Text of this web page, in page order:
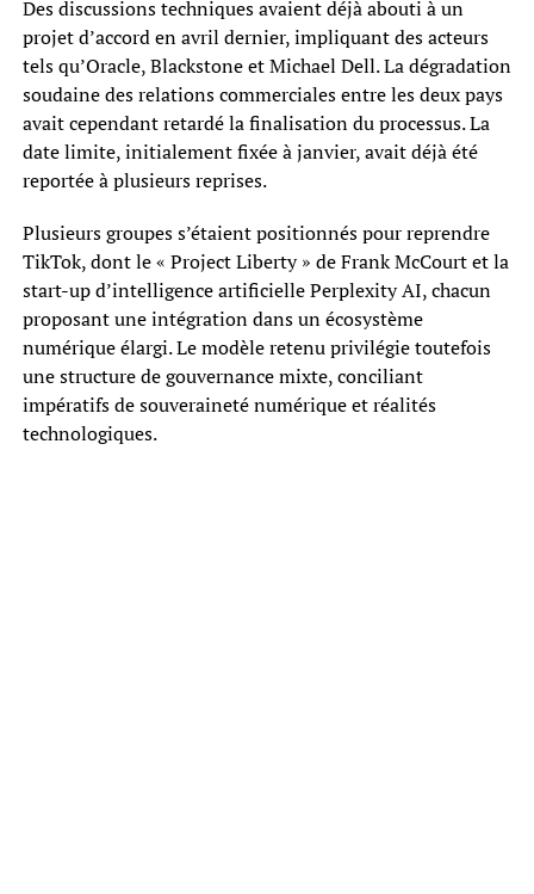
Des discussions techniques avaient déjà abouti à un
projet d’accord en avril dernier, impliquant des acteurs
tels qu’Oracle, Blackstone et Michael Dell. La dégradation
soudaine des relations commerciales entre les deux pays
avait cependant retardé la finalisation du processus. La
date limite, initialement fixée à janvier, avait déjà été
reportée à plusieurs reprises.
Plusieurs groupes s’étaient positionnés pour reprendre
TikTok, dont le « Project Liberty » de Frank McCourt et la
start-up d’intelligence artificielle Perplexity AI, chacun
proposant une intégration dans un écosystème
numérique élargi. Le modèle retenu privilégie toutefois
une structure de gouvernance mixte, conciliant
impératifs de souveraineté numérique et réalités
technologiques.